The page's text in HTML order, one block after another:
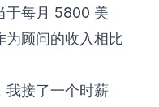
于每月 5800 美
为顾问的收入相比
我接了一个时薪